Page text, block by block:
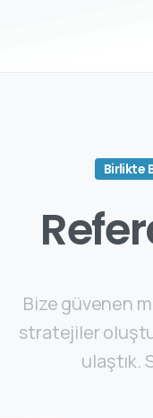
Birlikte
Bize güvenen
stratejiler
ulaştık.